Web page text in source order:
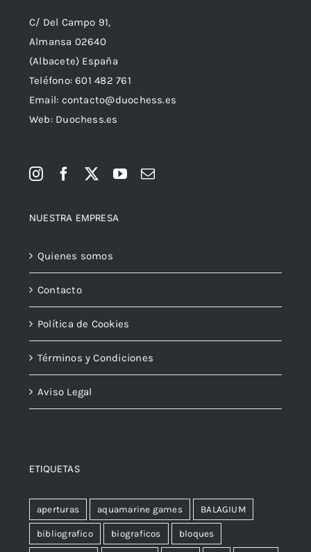
C/ Del Campo 91,
Almansa 02640
(Albacete) España
Teléfono:601 482 761
Email: contacto@duochess.es
Web: Duochess.es
NUESTRA EMPRESA
Quienes somos
Contacto
Política de Cookies
Términos y Condiciones
Aviso Legal
ETIQUETAS
aperturas aquamarine games BALAGIUM
bibliografico biograficos bloques